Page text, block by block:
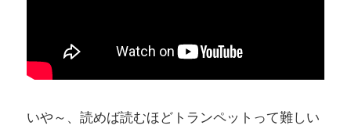
いや～、読めば読むほどトランペットって難しい